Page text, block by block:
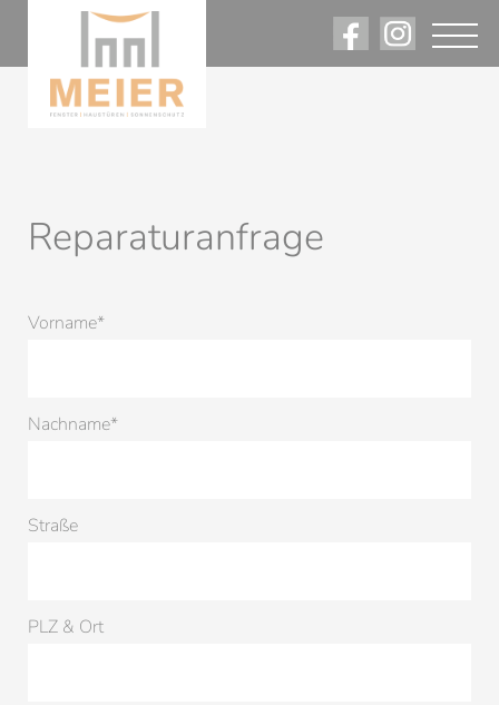
Reparaturanfrage
Pflichtfeld
Vorname*
Pflichtfeld
Nachname*
Straße
PLZ & Ort